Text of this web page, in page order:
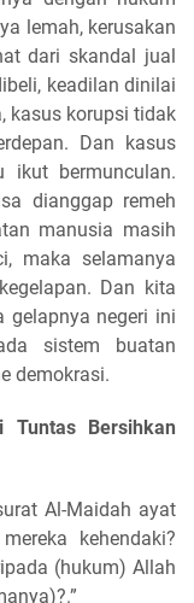
lemah, kerusakan
dari skandal jual
keadilan dinilai
kasus korupsi tidak
Dan kasus
ikut bermunculan.
dianggap remeh
manusia masih
maka selamanya
Dan kita
gelapnya negeri ini
sistem buatan
demokrasi.
Tuntas Bersihkan
Al-Maidah ayat
kehendaki?
(hukum) Allah